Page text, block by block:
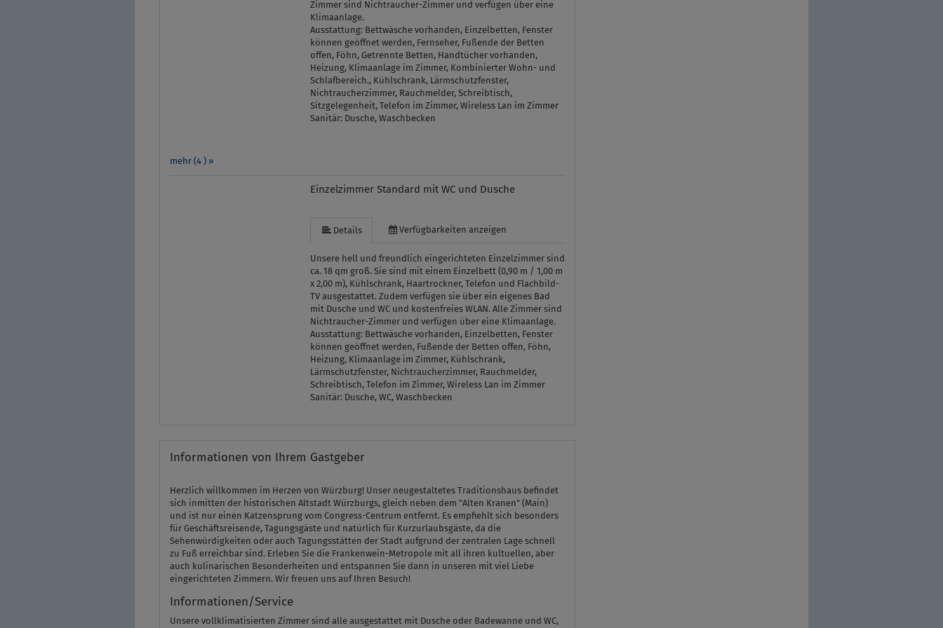
mehr (4 ) »
Zimmer sind Nichtraucher-Zimmer und verfügen über eine
Klimaanlage.
Ausstattung: Bettwäsche vorhanden, Einzelbetten, Fenster
können geöffnet werden, Fernseher, Fußende der Betten
offen, Föhn, Getrennte Betten, Handtücher vorhanden,
Heizung, Klimaanlage im Zimmer, Kombinierter Wohn- und
Schlafbereich., Kühlschrank, Lärmschutzfenster,
Nichtraucherzimmer, Rauchmelder, Schreibtisch,
Sitzgelegenheit, Telefon im Zimmer, Wireless Lan im Zimmer
Sanitär: Dusche, Waschbecken
Einzelzimmer Standard mit WC und Dusche
Details Verfügbarkeiten anzeigen
Unsere hell und freundlich eingerichteten Einzelzimmer sind
ca. 18 qm groß. Sie sind mit einem Einzelbett (0,90 m / 1,00 m
x 2,00 m), Kühlschrank, Haartrockner, Telefon und Flachbild-
TV ausgestattet. Zudem verfügen sie über ein eigenes Bad
mit Dusche und WC und kostenfreies WLAN. Alle Zimmer sind
Nichtraucher-Zimmer und verfügen über eine Klimaanlage.
Ausstattung: Bettwäsche vorhanden, Einzelbetten, Fenster
können geöffnet werden, Fußende der Betten offen, Föhn,
Heizung, Klimaanlage im Zimmer, Kühlschrank,
Lärmschutzfenster, Nichtraucherzimmer, Rauchmelder,
Schreibtisch, Telefon im Zimmer, Wireless Lan im Zimmer
Sanitär: Dusche, WC, Waschbecken
Informationen von Ihrem Gastgeber
Herzlich willkommen im Herzen von Würzburg! Unser neugestaltetes Traditionshaus befindet
sich inmitten der historischen Altstadt Würzburgs, gleich neben dem "Alten Kranen" (Main)
und ist nur einen Katzensprung vom Congress-Centrum entfernt. Es empfiehlt sich besonders
für Geschäftsreisende, Tagungsgäste und natürlich für Kurzurlaubsgäste, da die
Sehenwürdigkeiten oder auch Tagungsstätten der Stadt aufgrund der zentralen Lage schnell
zu Fuß erreichbar sind. Erleben Sie die Frankenwein-Metropole mit all ihren kultuellen, aber
auch kulinarischen Besonderheiten und entspannen Sie dann in unseren mit viel Liebe
eingerichteten Zimmern. Wir freuen uns auf Ihren Besuch!
Informationen/Service
Unsere vollklimatisierten Zimmer sind alle ausgestattet mit Dusche oder Badewanne und WC,